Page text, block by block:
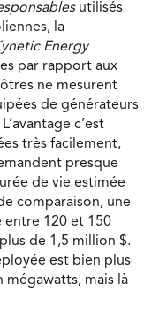
utilisés
la
Energy
par rapport aux
ne mesurent
de générateurs
c’est
très facilement,
presque
de vie estimée
comparaison, une
entre 120 et 150
de 1,5 million $.
est bien plus
mais là